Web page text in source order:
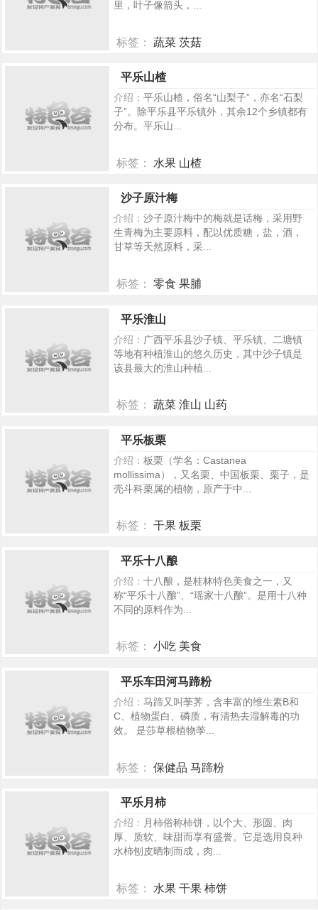
里，叶子像箭头，...
标签： 蔬菜 茨菇
平乐山楂
介绍： 平乐山楂，俗名“山梨子”，亦名“石梨
子”。除平乐县平乐镇外，其余12个乡镇都有
分布。平乐山...
标签： 水果 山楂
沙子原汁梅
介绍： 沙子原汁梅中的梅就是话梅，采用野
生青梅为主要原料，配以优质糖，盐，酒，
甘草等天然原料，采...
标签： 零食 果脯
平乐淮山
介绍： 广西平乐县沙子镇、平乐镇、二塘镇
等地有种植淮山的悠久历史，其中沙子镇是
该县最大的淮山种植...
标签： 蔬菜 淮山 山药
平乐板栗
介绍： 板栗（学名：Castanea
mollissima），又名栗、中国板栗、栗子，是
壳斗科栗属的植物，原产于中...
标签： 干果 板栗
平乐十八酿
介绍： 十八酿，是桂林特色美食之一，又
称“平乐十八酿”、“瑶家十八酿”。是用十八种
不同的原料作为...
标签： 小吃 美食
平乐车田河马蹄粉
介绍： 马蹄又叫荸荠，含丰富的维生素B和
C、植物蛋白、磷质，有清热去湿解毒的功
效。 是莎草根植物荸...
标签： 保健品 马蹄粉
平乐月柿
介绍： 月柿俗称柿饼，以个大、形圆、肉
厚、质软、味甜而享有盛誉。它是选用良种
水柿刨皮晒制而成，肉...
标签： 水果 干果 柿饼